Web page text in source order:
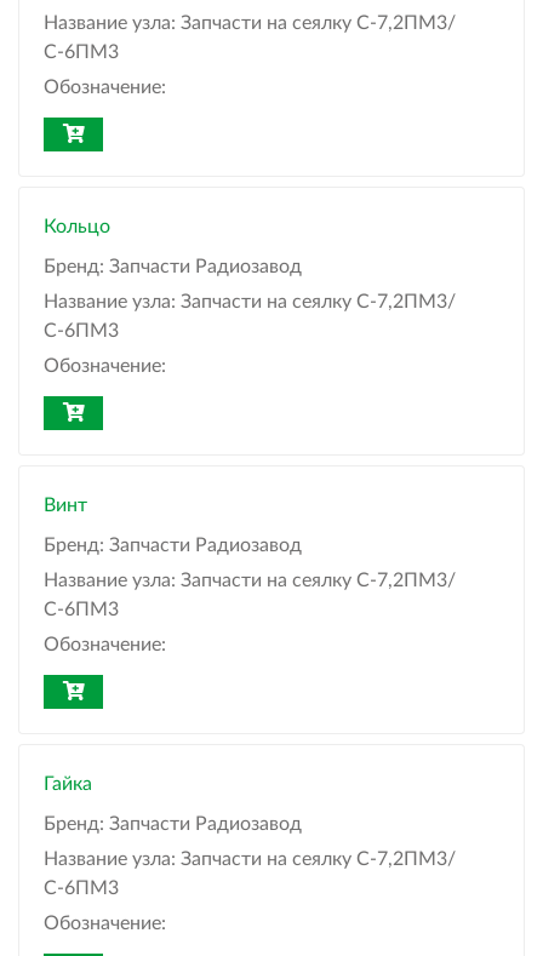
Название узла: Запчасти на сеялку С-7,2ПМ3/
С-6ПМ3
Обозначение:
Кольцо
Бренд: Запчасти Радиозавод
Название узла: Запчасти на сеялку С-7,2ПМ3/
С-6ПМ3
Обозначение:
Винт
Бренд: Запчасти Радиозавод
Название узла: Запчасти на сеялку С-7,2ПМ3/
С-6ПМ3
Обозначение:
Гайка
Бренд: Запчасти Радиозавод
Название узла: Запчасти на сеялку С-7,2ПМ3/
С-6ПМ3
Обозначение: